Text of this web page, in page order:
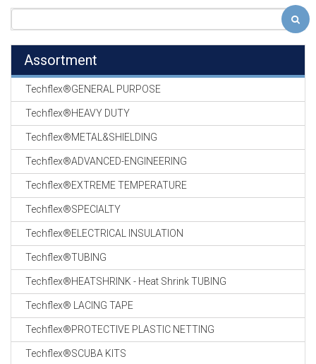
Assortment
Techflex®GENERAL PURPOSE
Techflex®HEAVY DUTY
Techflex®METAL&SHIELDING
Techflex®ADVANCED-ENGINEERING
Techflex®EXTREME TEMPERATURE
Techflex®SPECIALTY
Techflex®ELECTRICAL INSULATION
Techflex®TUBING
Techflex®HEATSHRINK - Heat Shrink TUBING
Techflex® LACING TAPE
Techflex®PROTECTIVE PLASTIC NETTING
Techflex®SCUBA KITS